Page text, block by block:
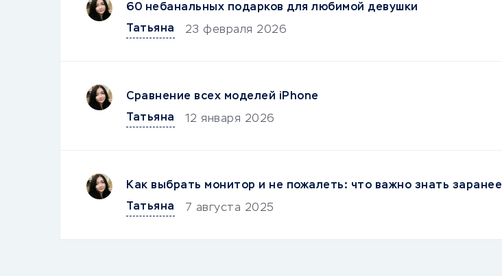
60 небанальных подарков для любимой девушки
Татьяна
23 февраля 2026
Сравнение всех моделей iPhone
Татьяна
12 января 2026
Как выбрать монитор и не пожалеть: что важно знать заранее
Татьяна
7 августа 2025